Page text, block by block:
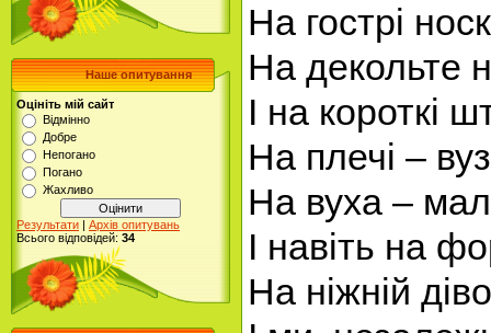
Наше опитування
Оцініть мій сайт
Відмінно
Добре
Непогано
Погано
Жахливо
Результати | Архів опитувань
Всього відповідей: 34
На гострі
На декольте
І на короткі
На плечі –
На вуха –
І навіть на
На ніжній